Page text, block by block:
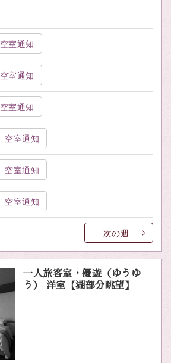
空室通知
空室通知
空室通知
空室通知
空室通知
空室通知
次の週
一人旅客室・優遊（ゆうゆ
う） 洋室【湖部分眺望】